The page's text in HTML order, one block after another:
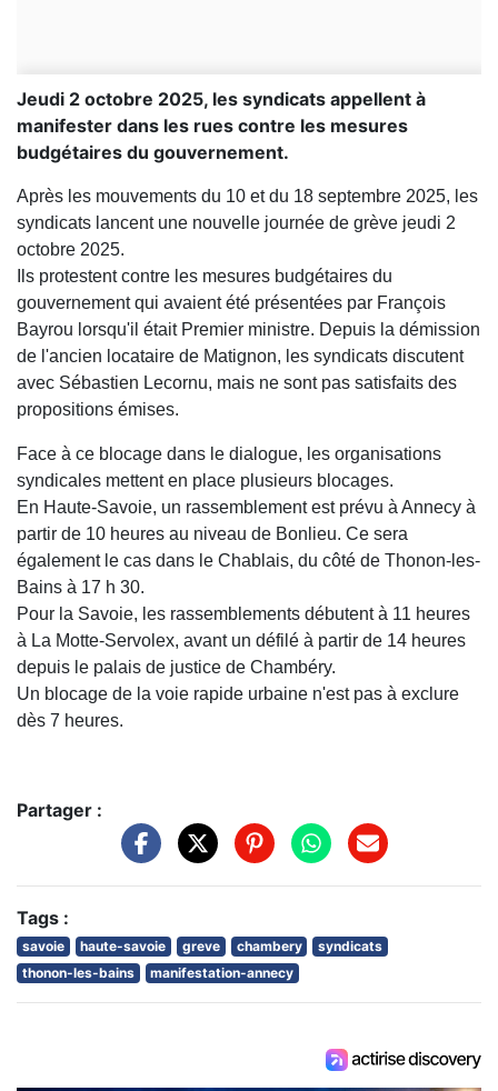
Jeudi 2 octobre 2025, les syndicats appellent à
manifester dans les rues contre les mesures
budgétaires du gouvernement.
Après les mouvements du 10 et du 18 septembre 2025, les
syndicats lancent une nouvelle journée de grève jeudi 2
octobre 2025.
Ils protestent contre les mesures budgétaires du
gouvernement qui avaient été présentées par François
Bayrou lorsqu'il était Premier ministre. Depuis la démission
de l'ancien locataire de Matignon, les syndicats discutent
avec Sébastien Lecornu, mais ne sont pas satisfaits des
propositions émises.
Face à ce blocage dans le dialogue, les organisations
syndicales mettent en place plusieurs blocages.
En Haute-Savoie, un rassemblement est prévu à Annecy à
partir de 10 heures au niveau de Bonlieu. Ce sera
également le cas dans le Chablais, du côté de Thonon-les-
Bains à 17 h 30.
Pour la Savoie, les rassemblements débutent à 11 heures
à La Motte-Servolex, avant un défilé à partir de 14 heures
depuis le palais de justice de Chambéry.
Un blocage de la voie rapide urbaine n'est pas à exclure
dès 7 heures.
Partager :
Tags :
savoie haute-savoie greve chambery
syndicats
thonon-les-bains
manifestation-annecy